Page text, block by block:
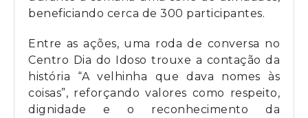
beneficiando cerca de 300 participantes.
Entre as ações, uma roda de conversa no
Centro Dia do Idoso trouxe a contação da
história “A velhinha que dava nomes às
coisas”, reforçando valores como respeito,
dignidade e o reconhecimento da